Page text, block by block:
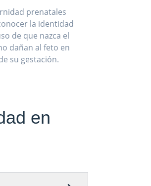
prenatales
la identidad
de que nazca el
dañan al feto en
su gestación.
en